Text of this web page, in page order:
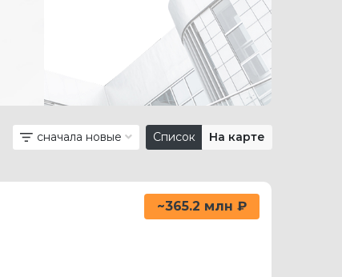
сначала новые Список На карте
~365.2 млн ₽